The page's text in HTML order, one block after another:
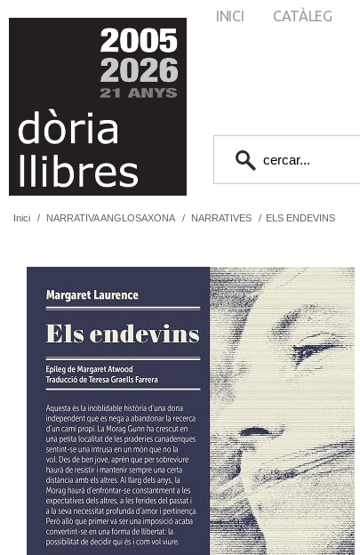
INICI CATÀLEG
Inici / NARRATIVA ANGLOSAXONA / NARRATIVES / ELS ENDEVINS